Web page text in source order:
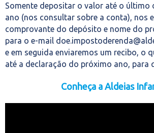
Somente depositar o valor até o último
ano (nos consultar sobre a conta), nos
comprovante do depósito e nome do
para o e-mail
e em seguida enviaremos um recibo, o
até a declaração do próximo ano, para
Conheça a Aldeias